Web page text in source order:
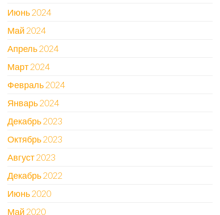
Июнь 2024
Май 2024
Апрель 2024
Март 2024
Февраль 2024
Январь 2024
Декабрь 2023
Октябрь 2023
Август 2023
Декабрь 2022
Июнь 2020
Май 2020